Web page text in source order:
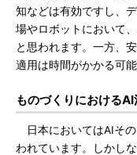
知などは有効ですし、
場やロボットにおいて
と思われます。一方、
適用は時間がかかる可
ものづくりにおける
日本においてはAIそ
われています。しかし